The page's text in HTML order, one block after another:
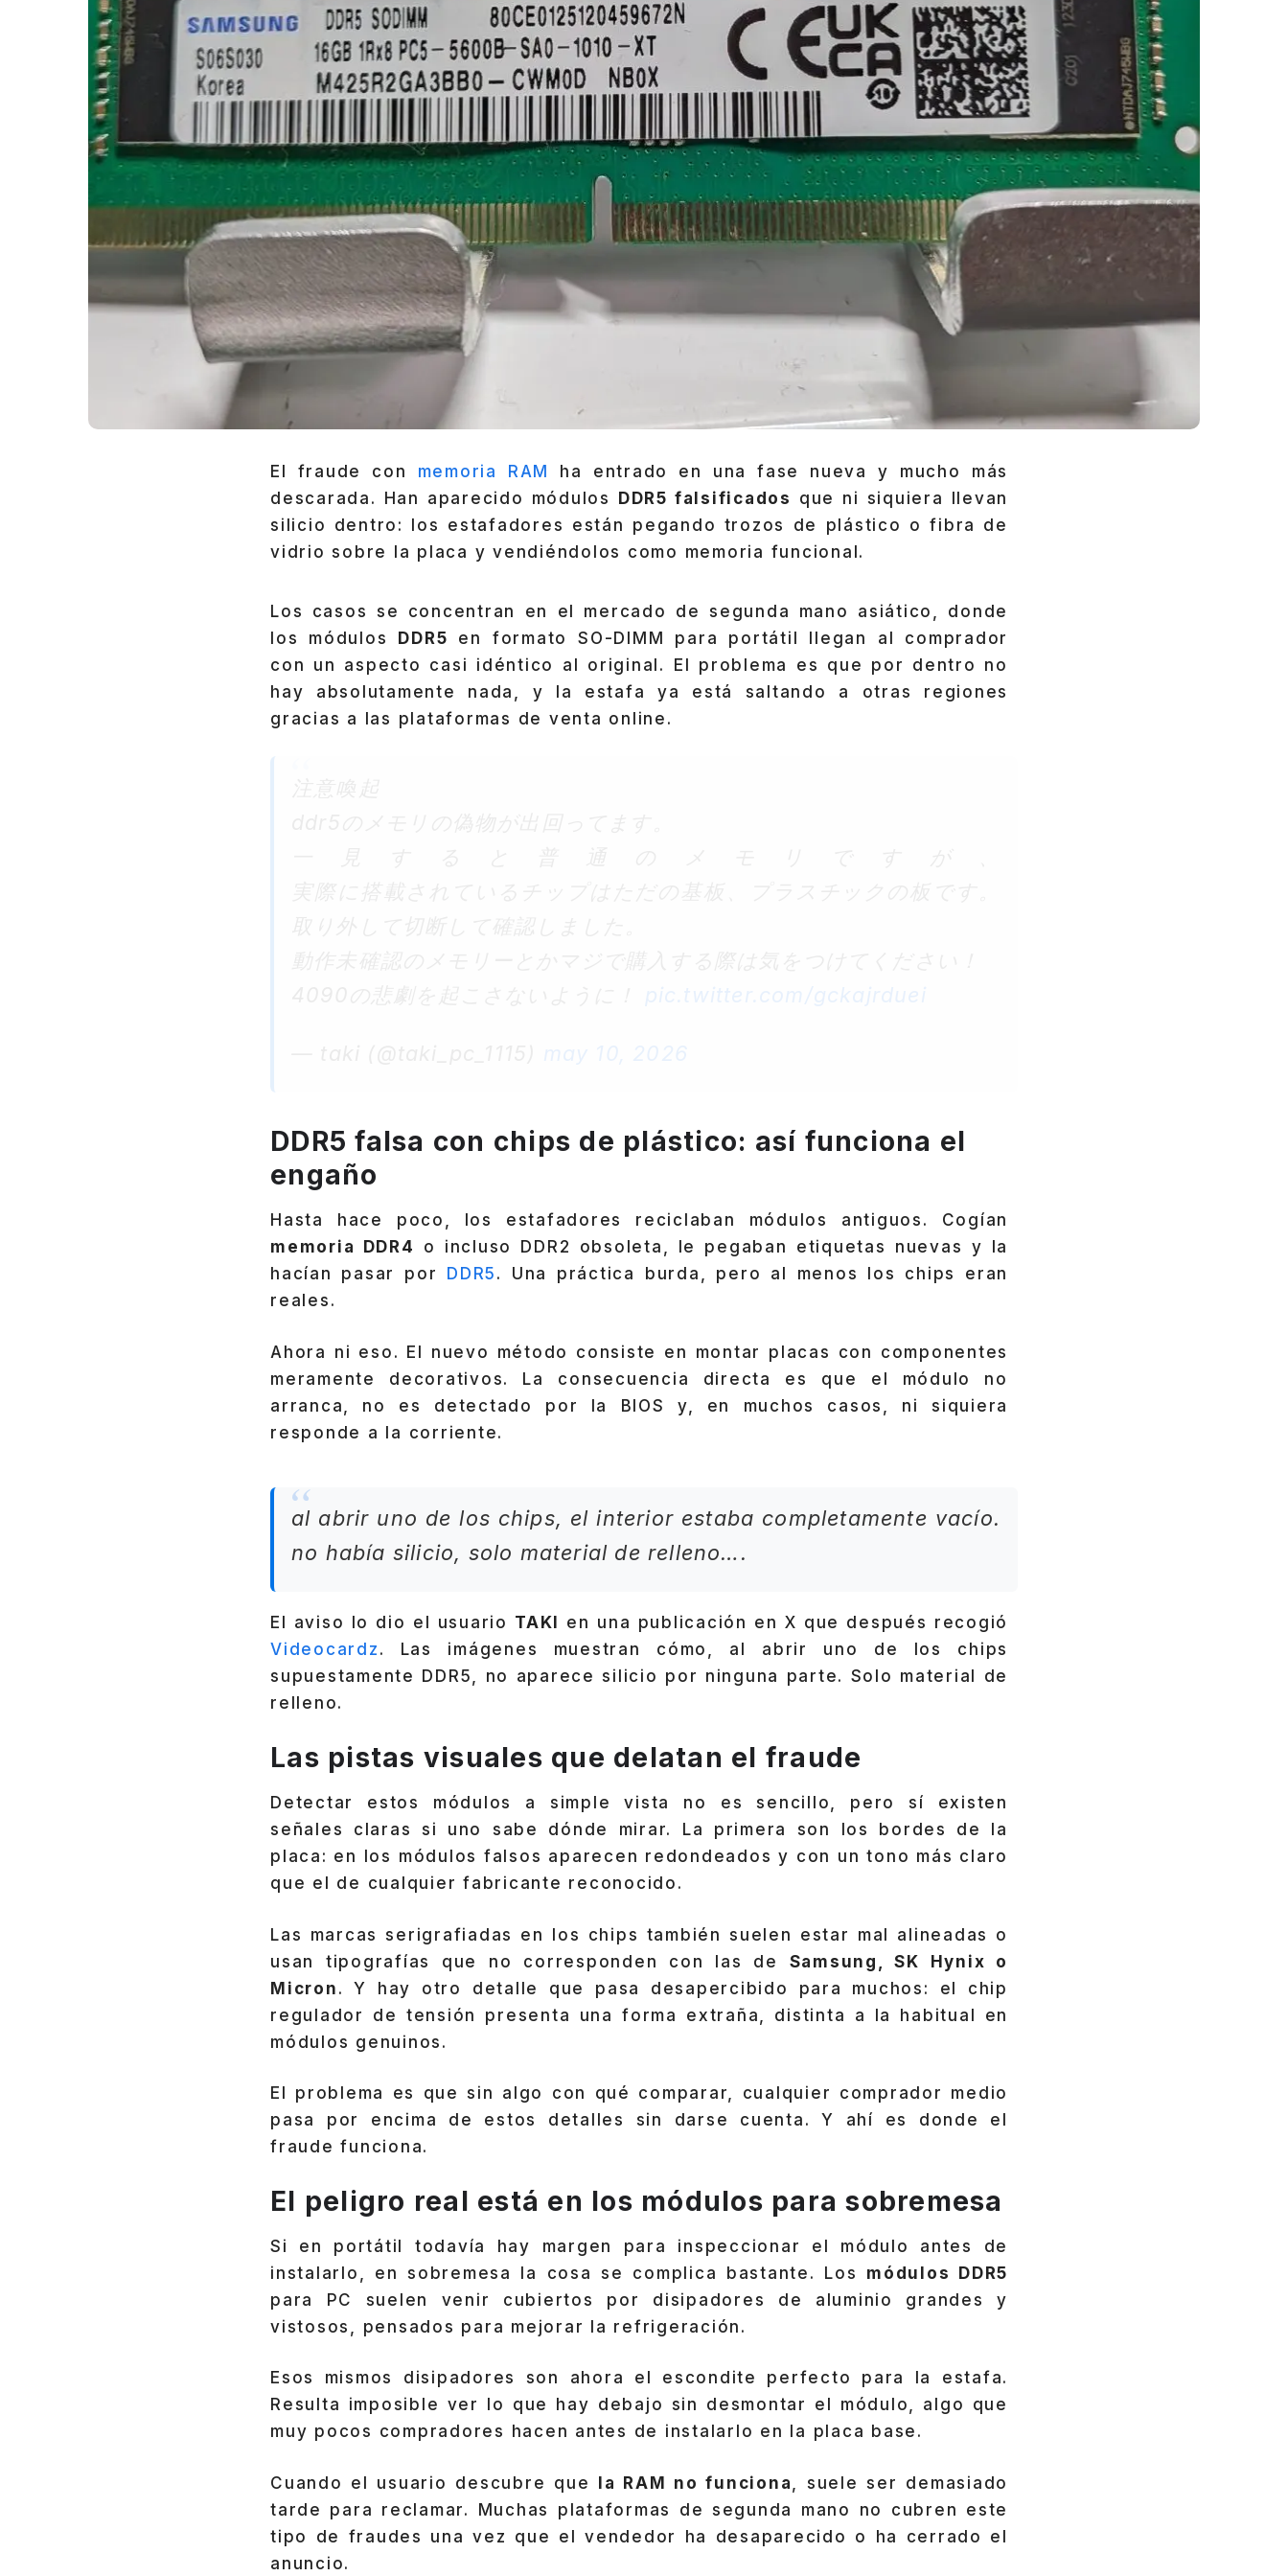
El fraude con memoria RAM
ha entrado en una fase nueva y mucho más
descarada. Han aparecido módulos
DDR5 falsificados que ni siquiera llevan
silicio dentro: los estafadores están pegando trozos de plástico o fibra de
vidrio sobre la placa y vendiéndolos como memoria funcional.
Los casos se concentran en el mercado de segunda mano asiático, donde
los módulos DDR5 en formato SO-DIMM para portátil llegan al comprador
con un aspecto casi idéntico al original. El problema es que por dentro no
hay absolutamente nada, y la estafa ya está saltando a otras regiones
gracias a las plataformas de venta online.
DDR5 falsa con chips de plástico: así funciona el
engaño
Hasta hace poco, los estafadores reciclaban módulos antiguos. Cogían
memoria DDR4
o incluso DDR2 obsoleta, le pegaban etiquetas nuevas y la
hacían pasar por DDR5 . Una práctica burda, pero al menos los chips eran
reales.
Ahora ni eso. El nuevo método consiste en montar placas con componentes
meramente decorativos. La consecuencia directa es que el módulo no
arranca, no es detectado por la BIOS y, en muchos casos, ni siquiera
responde a la corriente.
al abrir uno de los chips, el interior estaba completamente vacío.
no había silicio, solo material de relleno….
El aviso lo dio el usuario TAKI
en una publicación en X que después recogió
Videocardz . Las imágenes muestran cómo, al abrir uno de los chips
supuestamente DDR5, no aparece silicio por ninguna parte. Solo material de
relleno.
Las pistas visuales que delatan el fraude
Detectar estos módulos a simple vista no es sencillo, pero sí existen
señales claras si uno sabe dónde mirar. La primera son los bordes de la
placa: en los módulos falsos aparecen redondeados y con un tono más claro
que el de cualquier fabricante reconocido.
Las marcas serigrafiadas en los chips también suelen estar mal alineadas o
usan tipografías que no corresponden con las de Samsung, SK Hynix o
Micron . Y hay otro detalle que pasa desapercibido para muchos: el chip
regulador de tensión presenta una forma extraña, distinta a la habitual en
módulos genuinos.
El problema es que sin algo con qué comparar, cualquier comprador medio
pasa por encima de estos detalles sin darse cuenta. Y ahí es donde el
fraude funciona.
El peligro real está en los módulos para sobremesa
Si en portátil todavía hay margen para inspeccionar el módulo antes de
instalarlo, en sobremesa la cosa se complica bastante. Los módulos DDR5
para PC suelen venir cubiertos por disipadores de aluminio grandes y
vistosos, pensados para mejorar la refrigeración.
Esos mismos disipadores son ahora el escondite perfecto para la estafa.
Resulta imposible ver lo que hay debajo sin desmontar el módulo, algo que
muy pocos compradores hacen antes de instalarlo en la placa base.
Cuando el usuario descubre que la RAM no funciona
, suele ser demasiado
tarde para reclamar. Muchas plataformas de segunda mano no cubren este
tipo de fraudes una vez que el vendedor ha desaparecido o ha cerrado el
anuncio.